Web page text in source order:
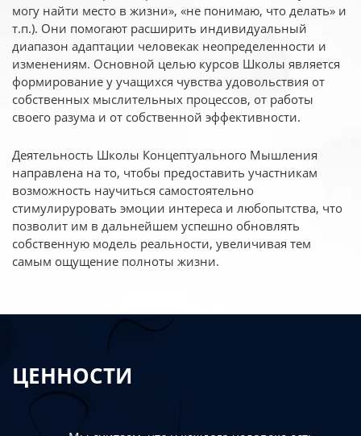
могу найти место в жизни», «не понимаю, что делать» и
т.п.). Они помогают расширить индивидуальный
диапазон адаптации человекак неопределенности и
изменениям. Основной целью курсов Школы является
формирование у учащихся чувства удовольствия от
собственных мыслительных процессов, от работы
своего разума и от собственной эффективности.
Деятельность Школы Концептуального Мышления
направлена на то, чтобы предоставить участникам
возможность научиться самостоятельно
стимулируровать эмоции интереса и любопытства, что
позволит им в дальнейшем успешно обновлять
собственную модель реальности, увеличивая тем
самым ощущение полноты жизни.
ЦЕННОСТИ